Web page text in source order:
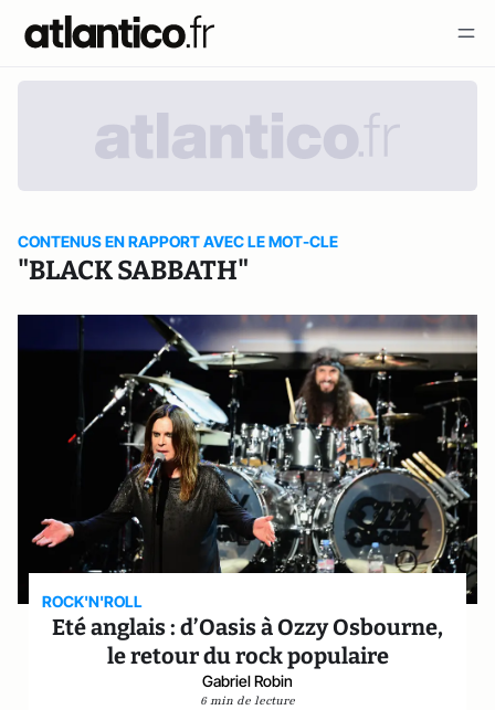
CONTENUS EN RAPPORT AVEC LE MOT-CLE
"BLACK SABBATH"
ROCK'N'ROLL
Eté anglais : d’Oasis à Ozzy Osbourne,
le retour du rock populaire
Gabriel Robin
6 min de lecture